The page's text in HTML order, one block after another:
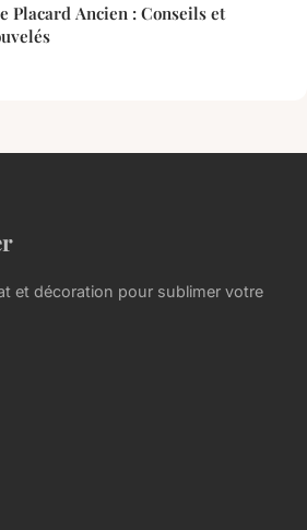
Placard Ancien : Conseils et
et décoration pour sublimer votre